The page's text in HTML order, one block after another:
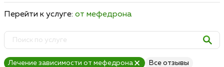
Перейти к услуге: от мефедрона
Лечение зависимости от мефедрона
Все отзывы